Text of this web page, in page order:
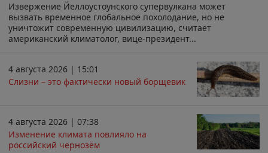
Извержение Йеллоустоунского супервулкана может
вызвать временное глобальное похолодание, но не
уничтожит современную цивилизацию, считает
американский климатолог, вице-президент...
4 августа 2026 | 15:01
Слизни – это фактически новый борщевик
4 августа 2026 | 07:38
Изменение климата повлияло на
российский чернозём